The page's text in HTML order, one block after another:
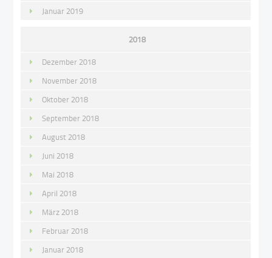
Januar 2019
2018
Dezember 2018
November 2018
Oktober 2018
September 2018
August 2018
Juni 2018
Mai 2018
April 2018
März 2018
Februar 2018
Januar 2018